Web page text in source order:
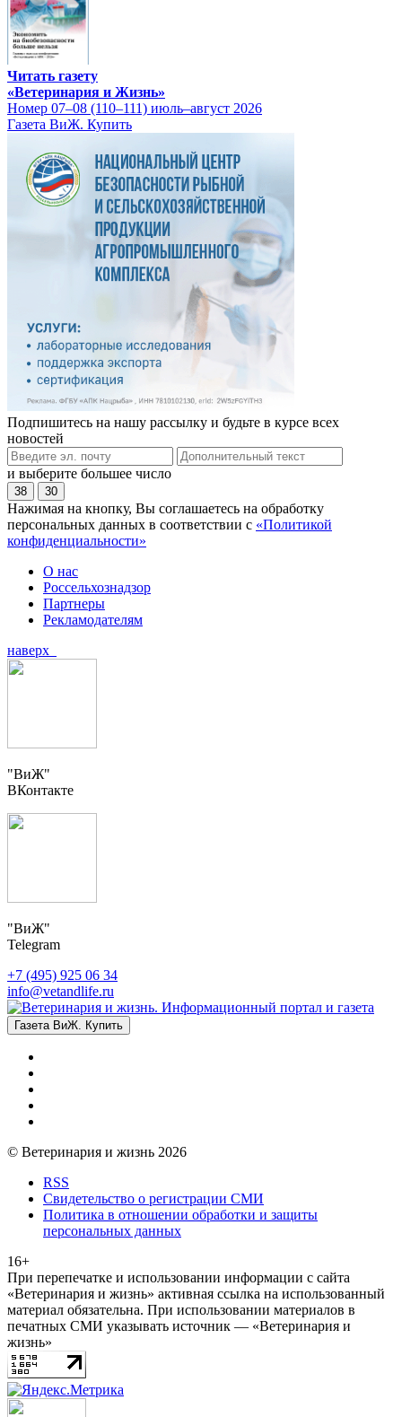
Читать газету
«Ветеринария и Жизнь»
Номер 07–08 (110–111) июль–август 2026
Газета ВиЖ. Купить
Подпишитесь на нашу рассылку и будьте в курсе всех
новостей
и выберите большее число
38 30
Нажимая на кнопку, Вы соглашаетесь на обработку
персональных данных в соответствии с «Политикой
конфиденциальности»
О нас
Россельхознадзор
Партнеры
Рекламодателям
наверх
"ВиЖ"
ВКонтакте
"ВиЖ"
Telegram
+7 (495) 925 06 34
info@vetandlife.ru
Газета ВиЖ. Купить
© Ветеринария и жизнь 2026
RSS
Свидетельство о регистрации СМИ
Политика в отношении обработки и защиты
персональных данных
16+
При перепечатке и использовании информации с сайта
«Ветеринария и жизнь» активная ссылка на использованный
материал обязательна. При использовании материалов в
печатных СМИ указывать источник — «Ветеринария и
жизнь»